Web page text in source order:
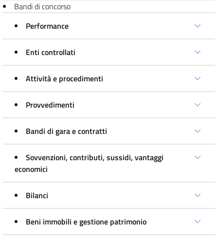
Bandi di concorso
Performance
Enti controllati
Attività e procedimenti
Provvedimenti
Bandi di gara e contratti
Sovvenzioni, contributi, sussidi, vantaggi
economici
Bilanci
Beni immobili e gestione patrimonio